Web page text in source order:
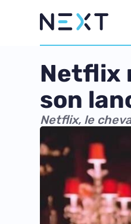
Netflix
son
Netflix, le